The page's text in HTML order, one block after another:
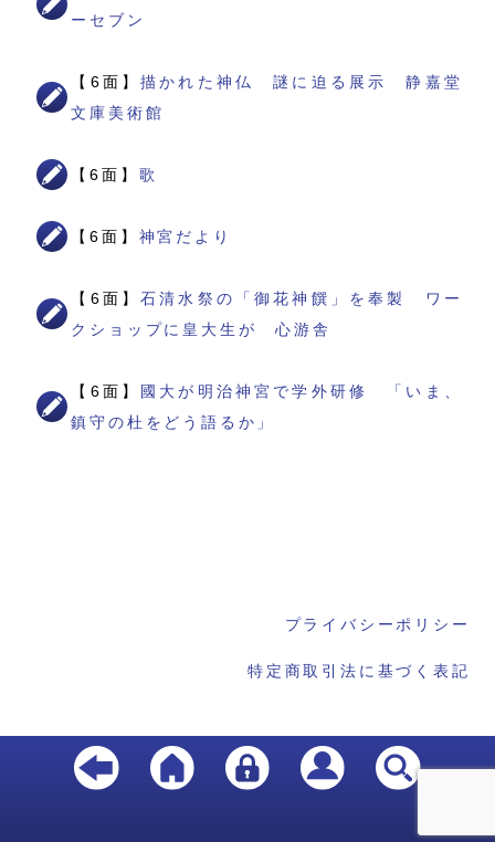
ーセブン
【6面】描かれた神仏 謎に迫る展示 静嘉堂
文庫美術館
【6面】 歌
【6面】 神宮だより
【6面】石清水祭の「御花神饌」を奉製 ワー
クショップに皇大生が 心游舎
【6面】
國大が明治神宮で学外研修 「いま、
鎮守の杜をどう語るか」
プライバシーポリシー
特定商取引法に基づく表記